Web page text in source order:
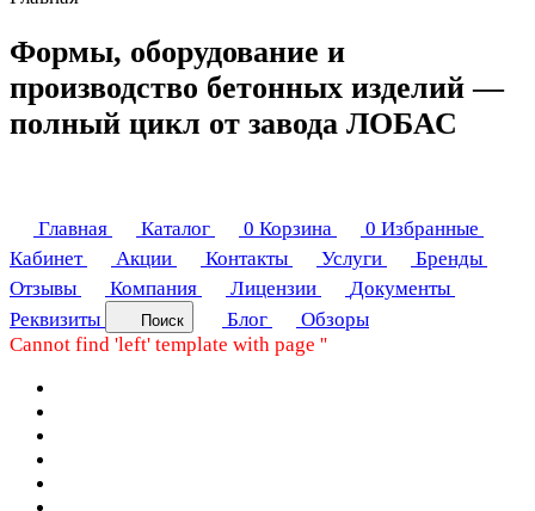
Формы, оборудование и
производство бетонных изделий —
полный цикл от завода ЛОБАС
Главная Каталог 0 Корзина 0 Избранные
Кабинет
Акции Контакты Услуги
Бренды
Отзывы
Компания Лицензии
Документы
Реквизиты
Поиск Блог
Обзоры
Cannot find 'left' template with page ''